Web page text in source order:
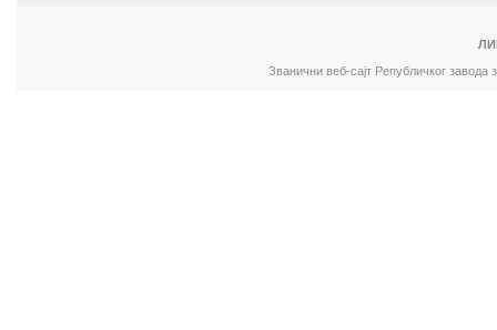
Званични веб-сајт Републичког